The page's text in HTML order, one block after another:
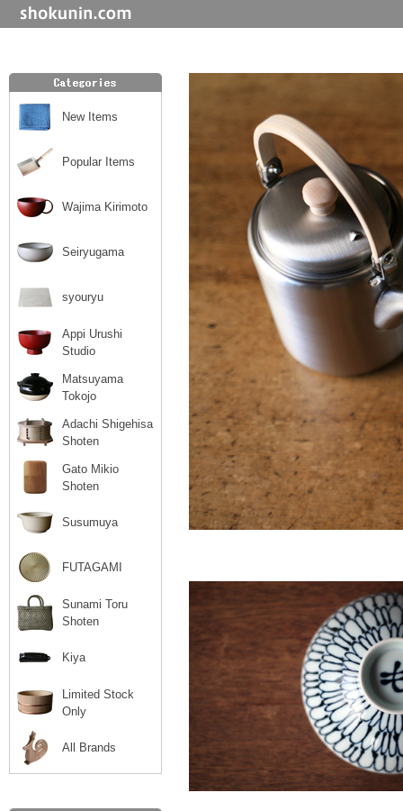
New Items
Popular Items
Wajima Kirimoto
Seiryugama
syouryu
Appi Urushi
Studio
Matsuyama
Tokojo
Adachi Shigehisa
Shoten
Gato Mikio
Shoten
Susumuya
FUTAGAMI
Sunami Toru
Shoten
Kiya
Limited Stock
Only
All Brands